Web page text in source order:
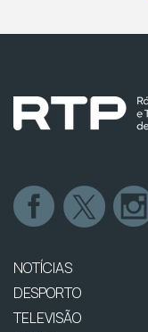
NOTÍCIAS
DESPORTO
TELEVISÃO